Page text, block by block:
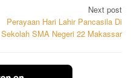
Next post
Perayaan Hari Lahir Pancasila Di
Sekolah SMA Negeri 22 Makassar